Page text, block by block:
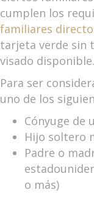
cumplen los
familiares
tarjeta verde sin
visado disponible.
Para ser
uno de los
Cónyuge de
Hijo soltero
Padre o
o más)